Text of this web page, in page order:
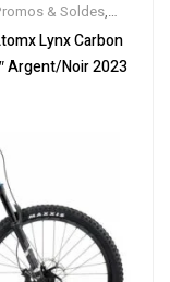
& Soldes,
,VTT
Lynx Carbon
Argent/Noir 2023